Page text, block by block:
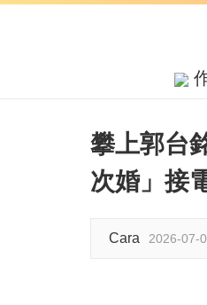
攀上郭台
次婚」接
Cara 2026-07-